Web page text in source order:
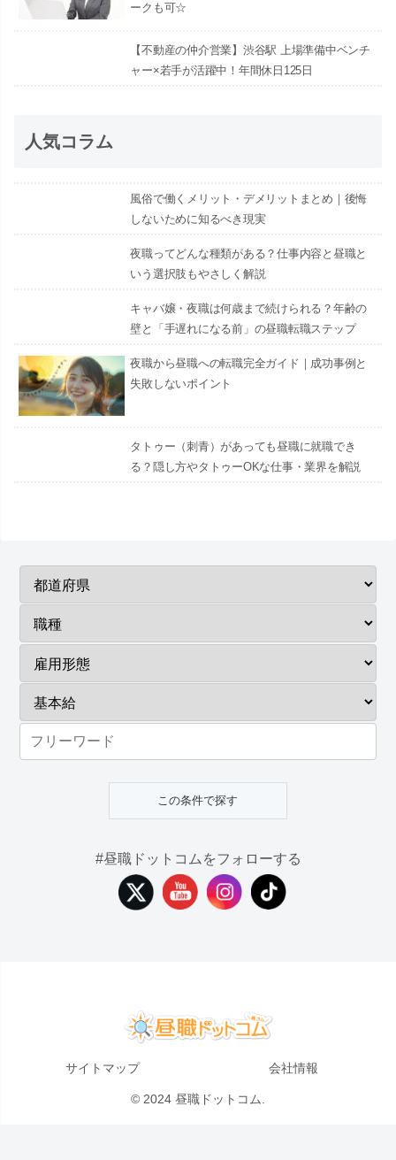
ークも可☆
【不動産の仲介営業】渋谷駅 上場準備中ベンチ
ャー×若手が活躍中！年間休日125日
人気コラム
風俗で働くメリット・デメリットまとめ｜後悔
しないために知るべき現実
夜職ってどんな種類がある？仕事内容と昼職と
いう選択肢もやさしく解説
キャバ嬢・夜職は何歳まで続けられる？年齢の
壁と「手遅れになる前」の昼職転職ステップ
夜職から昼職への転職完全ガイド｜成功事例と
失敗しないポイント
タトゥー（刺青）があっても昼職に就職でき
る？隠し方やタトゥーOKな仕事・業界を解説
#昼職ドットコムをフォローする
サイトマップ 会社情報
© 2024 昼職ドットコム.